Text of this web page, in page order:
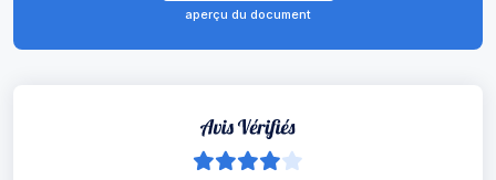
aperçu du document